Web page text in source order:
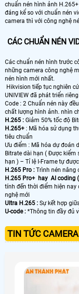
chuẩn nén hình ảnh
đáng kể so với chuẩn nén
camera thì với công nghệ
CÁC CHUẨN NÉN
Các chuẩn nén hình trước
những camera công nghệ
nén hình mới nhất.
Hikvision tiếp tục nghiên
UNIVIEW đã phát triển
Code : 2 Chuẩn nén này
chất lượng hình ảnh. nhìn
H.265 : Giảm 50% tốc độ
H.265+ : Mã hóa sử dụng
tiêu chuẩn
Ưu điểm : Mã hóa dự đoán
Bitrate dài hạn ( Được
hạn ) – Tỉ lệ I-Frame tự
H.265 Pro : Trình nén nâng
H.265 Pro+ hay AI coding
tính đến thời điểm hiện nay
nghệ mới
Ultra H.265 : Sự kết hợp
U-code : *Thông tin đầy đủ
TIN TỨC